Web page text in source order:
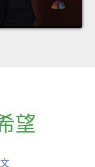
望